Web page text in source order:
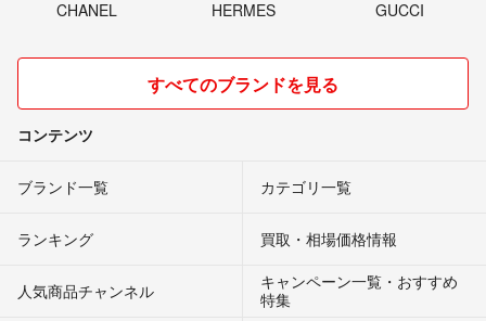
CHANEL HERMES GUCCI
すべてのブランドを見る
コンテンツ
ブランド一覧 カテゴリ一覧
ランキング 買取・相場価格情報
人気商品チャンネル
キャンペーン一覧・おすすめ
特集